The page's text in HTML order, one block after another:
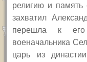
религию и
захватил
перешла к его
военачальника
царь из